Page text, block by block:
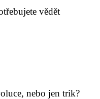
vědět
nebo jen trik?